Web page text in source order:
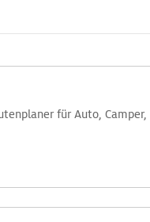
für Auto, Camper,